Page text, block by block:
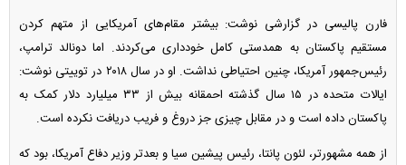
فارن پالیسی در گزارشی نوشت: بیشتر مقام‌های آمریکایی از متهم کردن
مستقیم پاکستان به همدستی کامل خودداری می‌کردند. اما دونالد ترامپ،
رئیس‌جمهور آمریکا، چنین احتیاطی نداشت. او در سال ۲۰۱۸ در توییتی نوشت:
ایالات متحده در ۱۵ سال گذشته احمقانه بیش از ۳۳ میلیارد دلار کمک به
پاکستان داده است و در مقابل چیزی جز دروغ و فریب دریافت نکرده است.
از همه مشهورتر، لئون پانتا، رئیس پیشین سیا و بعدتر وزیر دفاع آمریکا، بود که